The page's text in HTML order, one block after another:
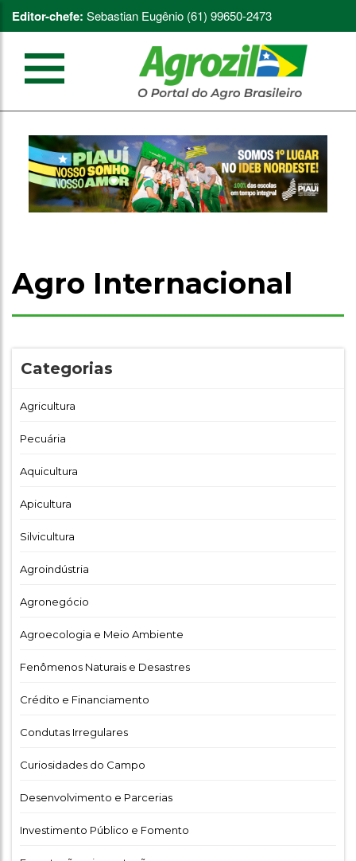
Editor-chefe: Sebastian Eugênio (61) 99650-2473
Agro Internacional
Categorias
Agricultura
Pecuária
Aquicultura
Apicultura
Silvicultura
Agroindústria
Agronegócio
Agroecologia e Meio Ambiente
Fenômenos Naturais e Desastres
Crédito e Financiamento
Condutas Irregulares
Curiosidades do Campo
Desenvolvimento e Parcerias
Investimento Público e Fomento